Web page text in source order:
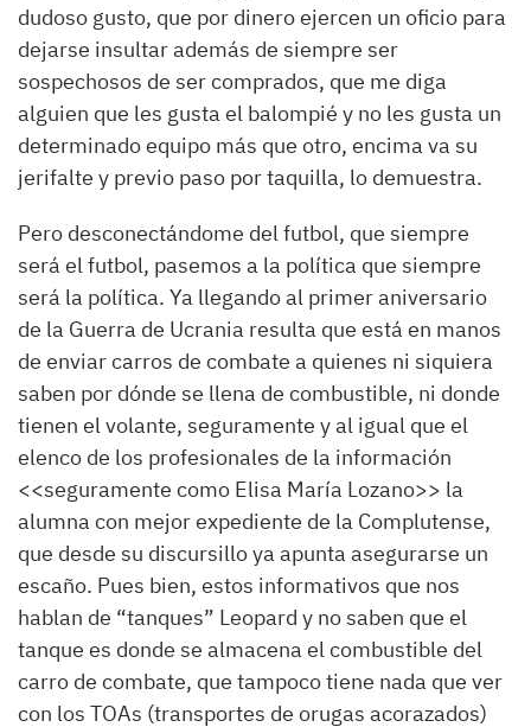
dudoso gusto, que por dinero ejercen un oficio para
dejarse insultar además de siempre ser
sospechosos de ser comprados, que me diga
alguien que les gusta el balompié y no les gusta un
determinado equipo más que otro, encima va su
jerifalte y previo paso por taquilla, lo demuestra.
Pero desconectándome del futbol, que siempre
será el futbol, pasemos a la política que siempre
será la política. Ya llegando al primer aniversario
de la Guerra de Ucrania resulta que está en manos
de enviar carros de combate a quienes ni siquiera
saben por dónde se llena de combustible, ni donde
tienen el volante, seguramente y al igual que el
elenco de los profesionales de la información
<<seguramente como Elisa María Lozano>> la
alumna con mejor expediente de la Complutense,
que desde su discursillo ya apunta asegurarse un
escaño. Pues bien, estos informativos que nos
hablan de “tanques” Leopard y no saben que el
tanque es donde se almacena el combustible del
carro de combate, que tampoco tiene nada que ver
con los TOAs (transportes de orugas acorazados)